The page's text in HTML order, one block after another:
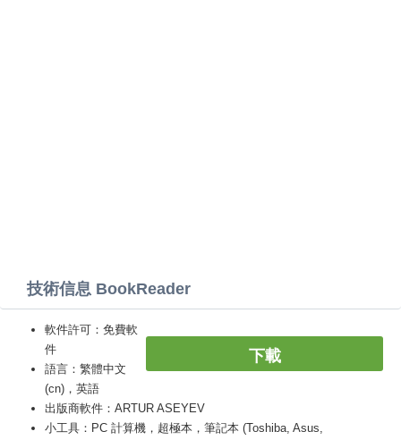
技術信息 BookReader
下載
軟件許可：免費軟
件
語言：繁體中文
(cn)，英語
出版商軟件：ARTUR ASEYEV
小工具：PC 計算機，超極本，筆記本 (Toshiba, Asus,